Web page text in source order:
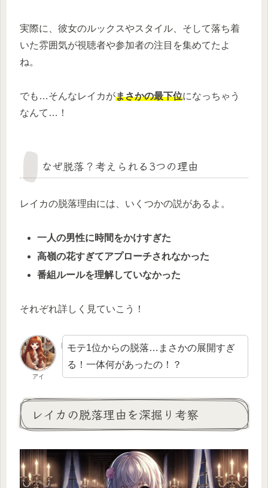
実際に、彼女のルックスやスタイル、そして落ち着
いた雰囲気が視聴者や参加者の注目を集めてたよ
ね。
でも…そんなレイカがまさかの最下位になっちゃう
なんて…！
なぜ脱落？考えられる3つの理由
レイカの脱落理由には、いくつかの説があるよ。
一人の男性に時間をかけすぎた
高嶺の花すぎてアプローチされなかった
番組ルールを理解していなかった
それぞれ詳しく見ていこう！
アイ
モテ1位からの脱落…まさかの展開すぎ
る！一体何があったの！？
レイカの脱落理由を深掘り考察